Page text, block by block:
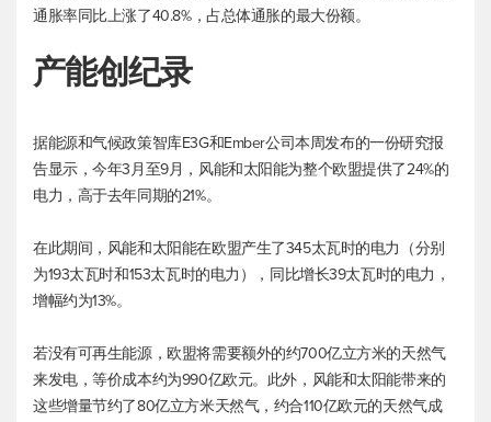
通胀率同比上涨了40.8%，占总体通胀的最大份额。
产能创纪录
据能源和气候政策智库E3G和Ember公司本周发布的一份研究报
告显示，今年3月至9月，风能和太阳能为整个欧盟提供了24%的
电力，高于去年同期的21%。
在此期间，风能和太阳能在欧盟产生了345太瓦时的电力（分别
为193太瓦时和153太瓦时的电力），同比增长39太瓦时的电力，
增幅约为13%。
若没有可再生能源，欧盟将需要额外的约700亿立方米的天然气
来发电，等价成本约为990亿欧元。此外，风能和太阳能带来的
这些增量节约了80亿立方米天然气，约合110亿欧元的天然气成